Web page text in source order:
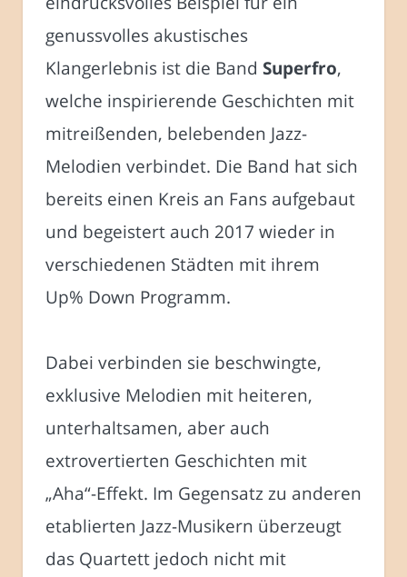
genussvolles akustisches
Klangerlebnis ist die Band Superfro,
welche inspirierende Geschichten mit
mitreißenden, belebenden Jazz-
Melodien verbindet. Die Band hat sich
bereits einen Kreis an Fans aufgebaut
und begeistert auch 2017 wieder in
verschiedenen Städten mit ihrem
Up% Down Programm.
Dabei verbinden sie beschwingte,
exklusive Melodien mit heiteren,
unterhaltsamen, aber auch
extrovertierten Geschichten mit
„Aha“-Effekt. Im Gegensatz zu anderen
etablierten Jazz-Musikern überzeugt
das Quartett jedoch nicht mit